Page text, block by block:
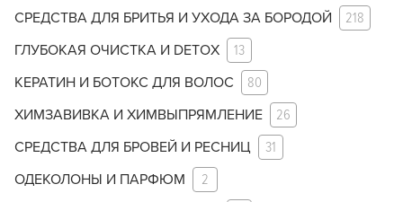
СРЕДСТВА ДЛЯ БРИТЬЯ И УХОДА ЗА БОРОДОЙ 218
ГЛУБОКАЯ ОЧИСТКА И DETOX 13
КЕРАТИН И БОТОКС ДЛЯ ВОЛОС 80
ХИМЗАВИВКА И ХИМВЫПРЯМЛЕНИЕ 26
СРЕДСТВА ДЛЯ БРОВЕЙ И РЕСНИЦ 31
ОДЕКОЛОНЫ И ПАРФЮМ 2